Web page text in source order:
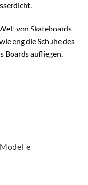
von Skateboards
eng die Schuhe des
Boards aufliegen.